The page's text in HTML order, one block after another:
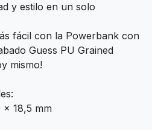
y estilo en un solo
fácil con la Powerbank con
Guess PU Grained
mismo!
x 18,5 mm